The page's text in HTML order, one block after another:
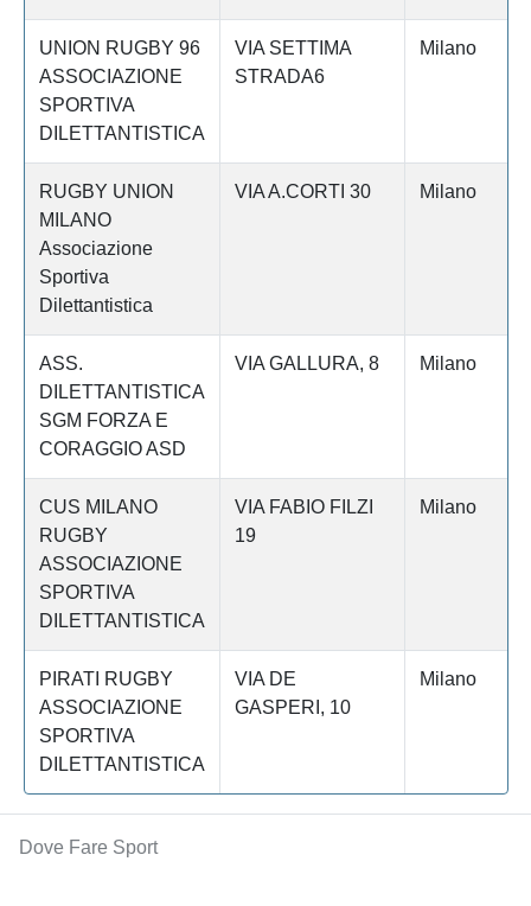
UNION RUGBY 96
ASSOCIAZIONE
SPORTIVA
DILETTANTISTICA
VIA SETTIMA
STRADA6
Milano
RUGBY UNION
MILANO
Associazione
Sportiva
Dilettantistica
VIA A.CORTI 30 Milano
ASS.
DILETTANTISTICA
SGM FORZA E
CORAGGIO ASD
VIA GALLURA, 8 Milano
CUS MILANO
RUGBY
ASSOCIAZIONE
SPORTIVA
DILETTANTISTICA
VIA FABIO FILZI
19
Milano
PIRATI RUGBY
ASSOCIAZIONE
SPORTIVA
DILETTANTISTICA
VIA DE
GASPERI, 10
Milano
Dove Fare Sport